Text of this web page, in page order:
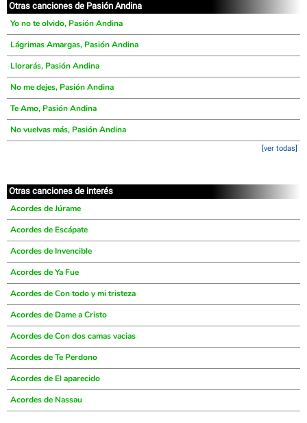
Otras canciones de Pasión Andina
Yo no te olvido, Pasión Andina
Lágrimas Amargas, Pasión Andina
Llorarás, Pasión Andina
No me dejes, Pasión Andina
Te Amo, Pasión Andina
No vuelvas más, Pasión Andina
[ver todas]
Otras canciones de interés
Acordes de Júrame
Acordes de Escápate
Acordes de Invencible
Acordes de Ya Fue
Acordes de Con todo y mi tristeza
Acordes de Dame a Cristo
Acordes de Con dos camas vacias
Acordes de Te Perdono
Acordes de El aparecido
Acordes de Nassau